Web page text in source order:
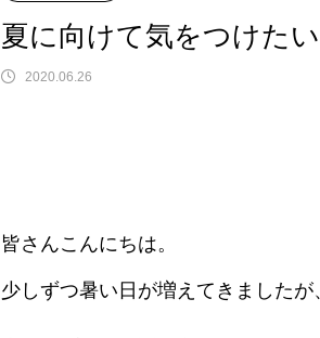
夏に向けて気をつけた
2020.06.26
皆さんこんにちは。
少しずつ暑い日が増えてきましたが